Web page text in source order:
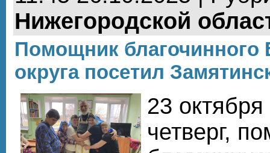
Нижегородской
Помощник благочинного
округа посетил
23
четверг,